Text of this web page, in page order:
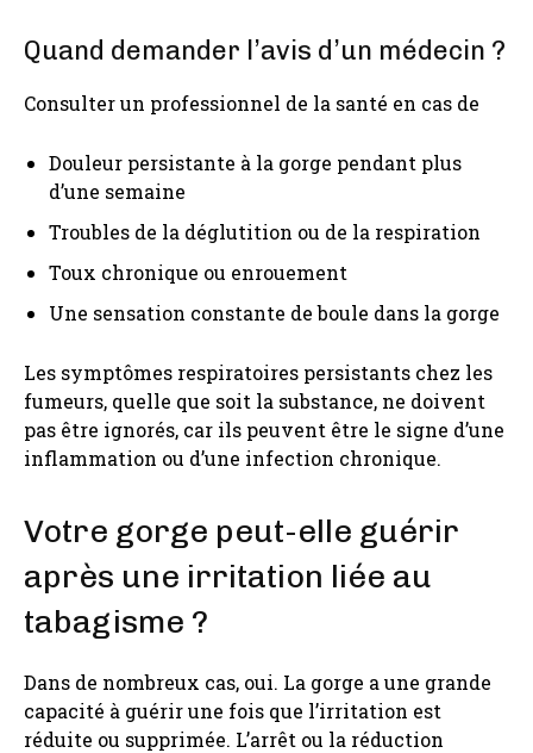
Quand demander l’avis d’un médecin ?
Consulter un professionnel de la santé en cas de
Douleur persistante à la gorge pendant plus
d’une semaine
Troubles de la déglutition ou de la respiration
Toux chronique ou enrouement
Une sensation constante de boule dans la gorge
Les symptômes respiratoires persistants chez les
fumeurs, quelle que soit la substance, ne doivent
pas être ignorés, car ils peuvent être le signe d’une
inflammation ou d’une infection chronique.
Votre gorge peut-elle guérir
après une irritation liée au
tabagisme ?
Dans de nombreux cas, oui. La gorge a une grande
capacité à guérir une fois que l’irritation est
réduite ou supprimée. L’arrêt ou la réduction